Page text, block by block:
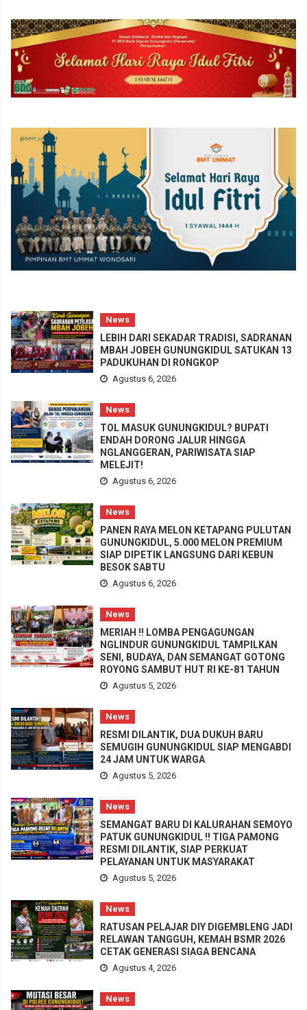
News
LEBIH DARI SEKADAR TRADISI, SADRANAN
MBAH JOBEH GUNUNGKIDUL SATUKAN 13
PADUKUHAN DI RONGKOP
Agustus 6, 2026
News
TOL MASUK GUNUNGKIDUL? BUPATI
ENDAH DORONG JALUR HINGGA
NGLANGGERAN, PARIWISATA SIAP
MELEJIT!
Agustus 6, 2026
News
PANEN RAYA MELON KETAPANG PULUTAN
GUNUNGKIDUL, 5.000 MELON PREMIUM
SIAP DIPETIK LANGSUNG DARI KEBUN
BESOK SABTU
Agustus 6, 2026
News
MERIAH !! LOMBA PENGAGUNGAN
NGLINDUR GUNUNGKIDUL TAMPILKAN
SENI, BUDAYA, DAN SEMANGAT GOTONG
ROYONG SAMBUT HUT RI KE-81 TAHUN
Agustus 5, 2026
News
RESMI DILANTIK, DUA DUKUH BARU
SEMUGIH GUNUNGKIDUL SIAP MENGABDI
24 JAM UNTUK WARGA
Agustus 5, 2026
News
SEMANGAT BARU DI KALURAHAN SEMOYO
PATUK GUNUNGKIDUL !! TIGA PAMONG
RESMI DILANTIK, SIAP PERKUAT
PELAYANAN UNTUK MASYARAKAT
Agustus 5, 2026
News
RATUSAN PELAJAR DIY DIGEMBLENG JADI
RELAWAN TANGGUH, KEMAH BSMR 2026
CETAK GENERASI SIAGA BENCANA
Agustus 4, 2026
News